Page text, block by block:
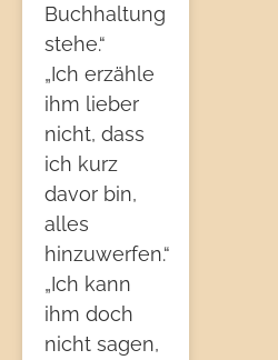
Buchhaltung
stehe.“
„Ich erzähle
ihm lieber
nicht, dass
ich kurz
davor bin,
alles
hinzuwerfen.“
„Ich kann
ihm doch
nicht sagen,